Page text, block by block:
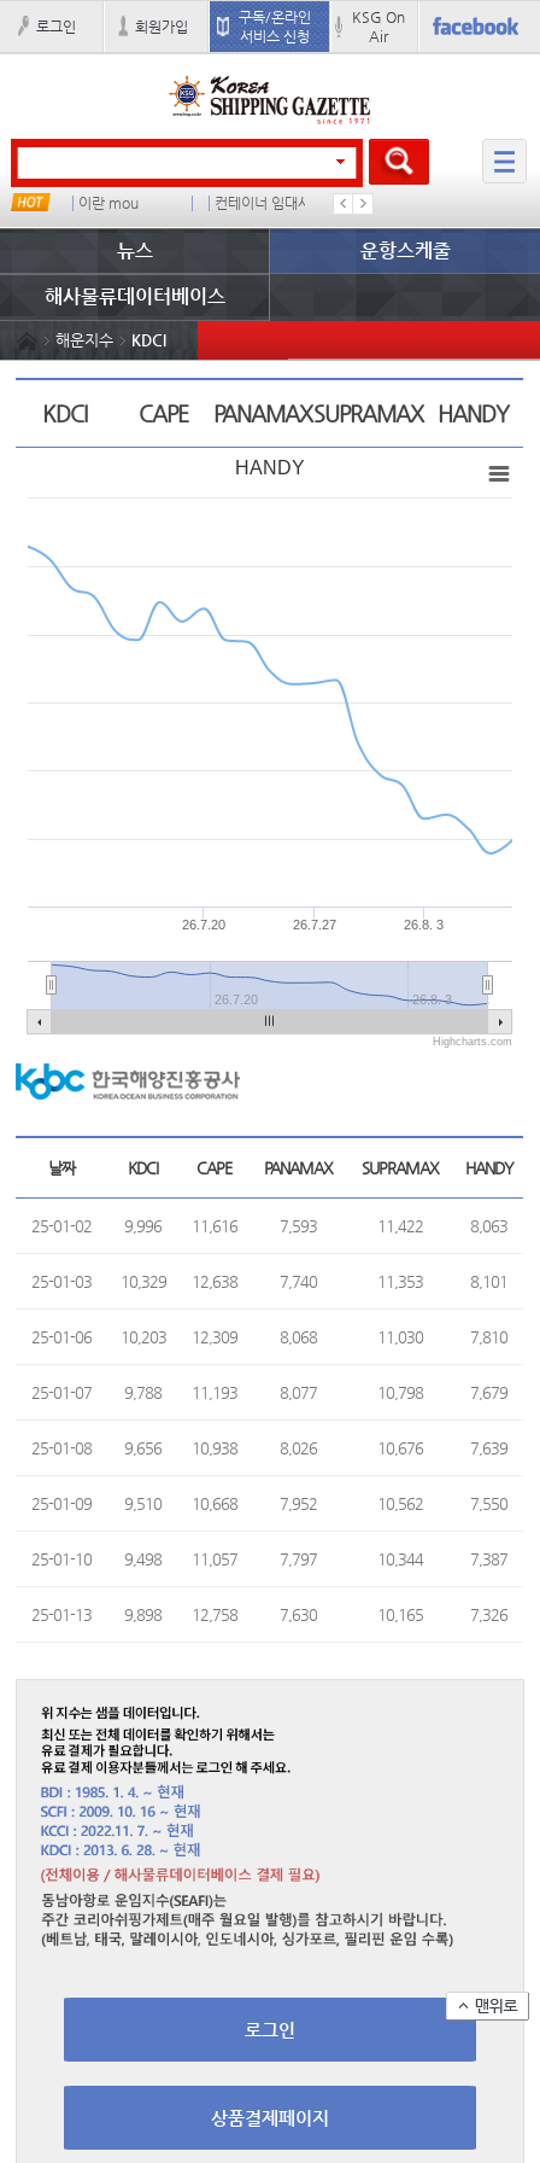
로그인 회원가입
구독/온라인
서비스 신청
KSG On
Air
이란 mou 컨테이너 임대사 배
뉴스 운항스케줄
해사물류데이터베이스
해운지수 KDCI
KDCI CAPE PANAMAXSUPRAMAX HANDY
HANDY
26.7.20 26.7.27 26.8. 3
26.7.20 26.8. 3
Highcharts.com
날짜 KDCI CAPE PANAMAX SUPRAMAX HANDY
25-01-02 9,996 11,616 7,593 11,422 8,063
25-01-03 10,329 12,638 7,740 11,353 8,101
25-01-06 10,203 12,309 8,068 11,030 7,810
25-01-07 9,788 11,193 8,077 10,798 7,679
25-01-08 9,656 10,938 8,026 10,676 7,639
25-01-09 9,510 10,668 7,952 10,562 7,550
25-01-10 9,498 11,057 7,797 10,344 7,387
25-01-13 9,898 12,758 7,630 10,165 7,326
로그인
상품결제페이지